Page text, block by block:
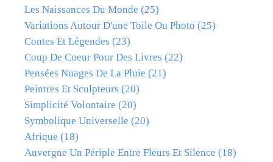
Les Naissances Du Monde (25)
Variations Autour D'une Toile Ou Photo (25)
Contes Et Légendes (23)
Coup De Coeur Pour Des Livres (22)
Pensées Nuages De La Pluie (21)
Peintres Et Sculpteurs (20)
Simplicité Volontaire (20)
Symbolique Universelle (20)
Afrique (18)
Auvergne Un Périple Entre Fleurs Et Silence (18)